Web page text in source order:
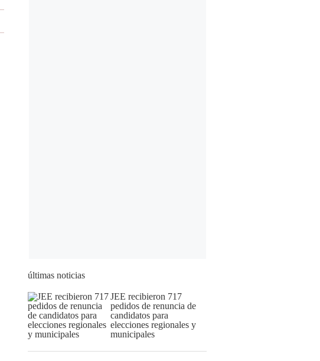
últimas noticias
JEE recibieron 717
pedidos de renuncia de
candidatos para
elecciones regionales y
municipales